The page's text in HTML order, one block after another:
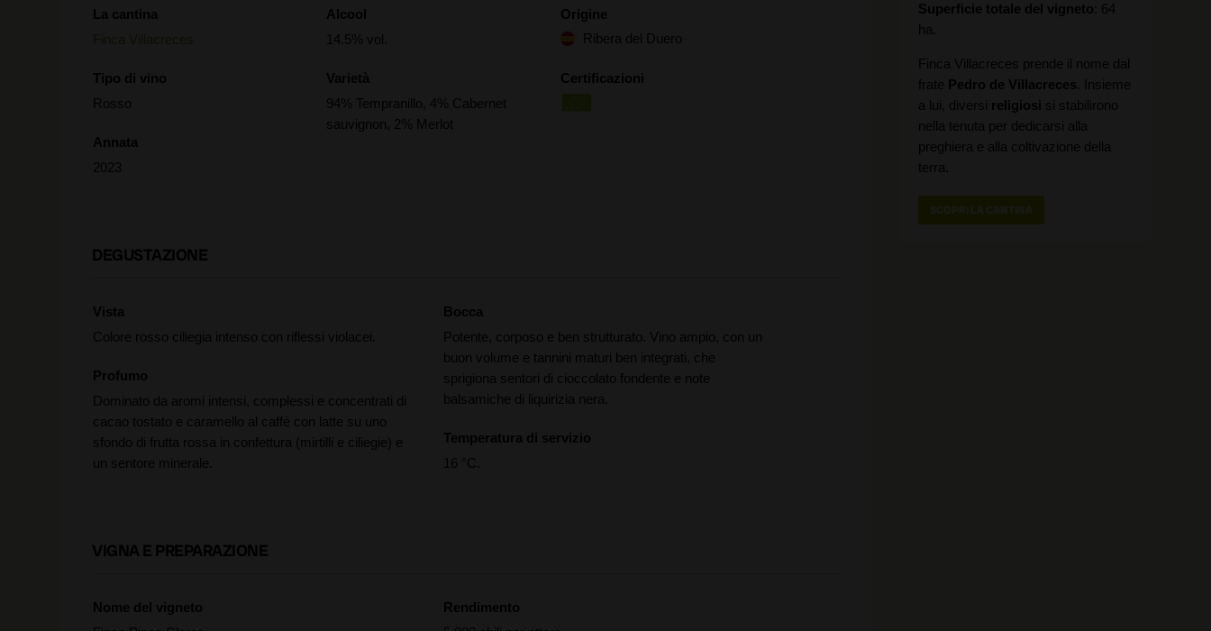
La cantina
Tipo di vino
Rosso
Annata
2023
Alcool
14.5% vol.
Varietà
94% Tempranillo, 4% Cabernet
sauvignon, 2% Merlot
Origine
Ribera del Duero
Certificazioni
DEGUSTAZIONE
Vista
Colore rosso ciliegia intenso con riflessi violacei.
Profumo
Dominato da aromi intensi, complessi e concentrati di
cacao tostato e caramello al caffè con latte su uno
sfondo di frutta rossa in confettura (mirtilli e ciliegie) e
un sentore minerale.
Bocca
Potente, corposo e ben strutturato. Vino ampio, con un
buon volume e tannini maturi ben integrati, che
sprigiona sentori di cioccolato fondente e note
balsamiche di liquirizia nera.
Temperatura di servizio
16 °C.
VIGNA E PREPARAZIONE
Nome del vigneto
Rendimento
Superficie totale del vigneto 64
ha.
Finca Villacreces prende il nome dal
frate Pedro de Villacreces . Insieme
a lui, diversi religiosi si stabilirono
nella tenuta per dedicarsi alla
preghiera e alla coltivazione della
terra.
SCOPRI LA CANTINA